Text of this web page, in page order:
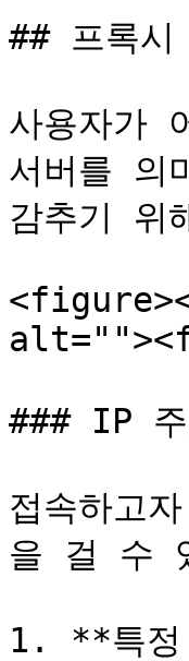
## 프록시
사용자가
서버를 의
감추기 위
### IP 주
접속하고
을 걸 수
1. **특정